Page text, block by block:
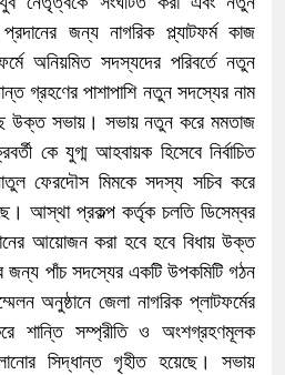
প্রদানের জন্য নাগরিক প্ল্যাটফর্ম কাজ
অনিয়মিত সদস্যদের পরিবর্তে নতুন
গ্রহণের পাশাপাশি নতুন সদস্যের নাম
উক্ত সভায়। সভায় নতুন করে মমতাজ
কে যুগ্ম আহবায়ক হিসেবে নির্বাচিত
ফেরদৌস মিমকে সদস্য সচিব করে
আস্থা প্রকল্প কর্তৃক চলতি ডিসেম্বর
আয়োজন করা হবে হবে বিধায় উক্ত
জন্য পাঁচ সদস্যের একটি উপকমিটি গঠন
অনুষ্ঠানে জেলা নাগরিক প্লাটফর্মের
শান্তি সম্প্রীতি ও অংশগ্রহণমূলক
সিদ্ধান্ত গৃহীত হয়েছে। সভায়